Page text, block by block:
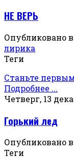
НЕ ВЕРЬ
Опубликовано в
лирика
Теги
Станьте
Подробнее ...
Четверг, 13
Горький лед
Опубликовано в
Теги